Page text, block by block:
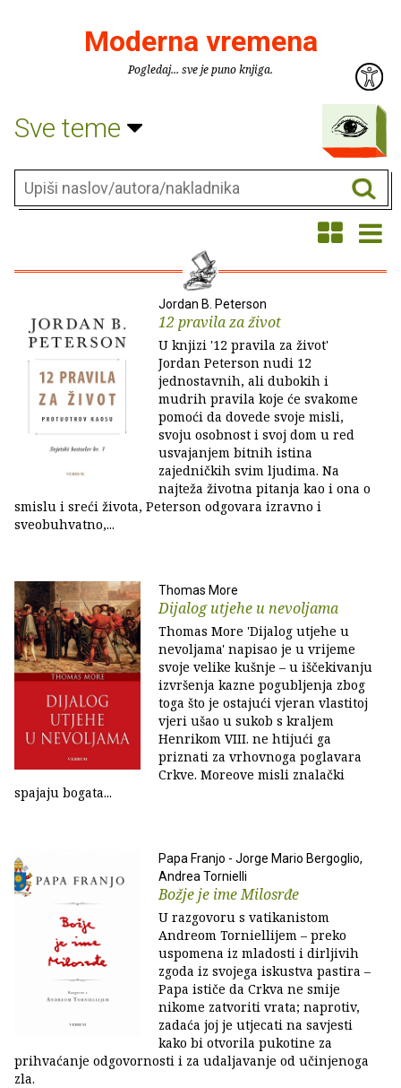
Moderna vremena
Pogledaj... sve je puno knjiga.
Sve teme
Jordan B. Peterson
12 pravila za život
U knjizi '12 pravila za život'
Jordan Peterson nudi 12
jednostavnih, ali dubokih i
mudrih pravila koje će svakome
pomoći da dovede svoje misli,
svoju osobnost i svoj dom u red
usvajanjem bitnih istina
zajedničkih svim ljudima. Na
najteža životna pitanja kao i ona o
smislu i sreći života, Peterson odgovara izravno i
sveobuhvatno,...
Thomas More
Dijalog utjehe u nevoljama
Thomas More 'Dijalog utjehe u
nevoljama' napisao je u vrijeme
svoje velike kušnje – u iščekivanju
izvršenja kazne pogubljenja zbog
toga što je ostajući vjeran vlastitoj
vjeri ušao u sukob s kraljem
Henrikom VIII. ne htijući ga
priznati za vrhovnoga poglavara
Crkve. Moreove misli znalački
spajaju bogata...
Papa Franjo - Jorge Mario Bergoglio,
Andrea Tornielli
Božje je ime Milosrđe
U razgovoru s vatikanistom
Andreom Torniellijem – preko
uspomena iz mladosti i dirljivih
zgoda iz svojega iskustva pastira –
Papa ističe da Crkva ne smije
nikome zatvoriti vrata; naprotiv,
zadaća joj je utjecati na savjesti
kako bi otvorila pukotine za
prihvaćanje odgovornosti i za udaljavanje od učinjenoga
zla.